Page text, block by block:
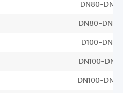
DN80-DN65
DN80-DN100
D100-DN65
DN100-DN80
DN100-DN125